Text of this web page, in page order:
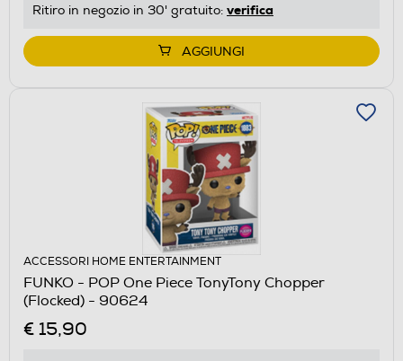
Ritiro in negozio in 30' gratuito: verifica
AGGIUNGI
ACCESSORI HOME ENTERTAINMENT
FUNKO - POP One Piece TonyTony Chopper
(Flocked) - 90624
€ 15,90